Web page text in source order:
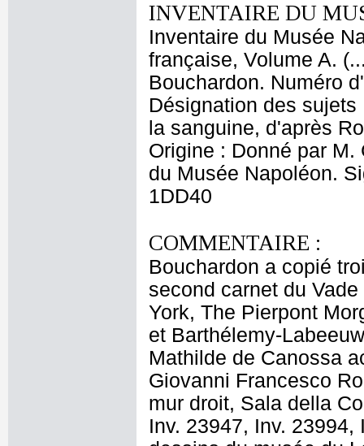
INVENTAIRE DU
Inventaire du Musée
française, Volume A.
Bouchardon. Numéro
Désignation des
la sanguine, d'après
Origine : Donné par
du Musée Napoléon.
1DD40
COMMENTAIRE :
Bouchardon a copié
second carnet du
York, The Pierpont
et Barthélemy-
Mathilde de Canossa
Giovanni Francesco
mur droit, Sala della
Inv. 23947, Inv.